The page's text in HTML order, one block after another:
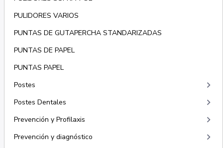
PULIDORES VARIOS
PUNTAS DE GUTAPERCHA STANDARIZADAS
PUNTAS DE PAPEL
PUNTAS PAPEL
Postes
keyboard_arrow_right
Postes Dentales keyboard_arrow_right
Prevención y Profilaxis keyboard_arrow_right
Prevención y diagnóstico keyboard_arrow_right